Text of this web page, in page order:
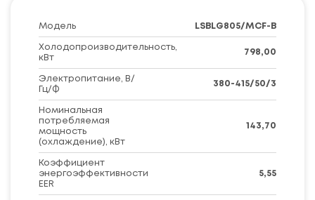
Модель LSBLG805/MCF-B
Холодопроизводительность,
кВт
798,00
Электропитание, В/
Гц/Ф
380-415/50/3
Номинальная
потребляемая
мощность
(охлаждение), кВт
143,70
Коэффициент
энергоэффективности
EER
5,55